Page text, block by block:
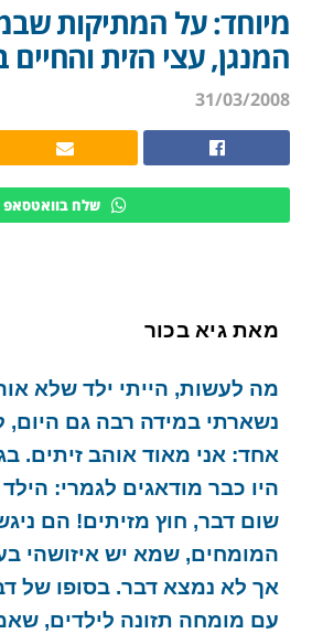
מיוחד: על המתיקות
המנגן, עצי הזית
31/03/2008
שלח בוואטסאפ
מאת גיא בכור
מה לעשות, הייתי ילד שלא
נשארתי במידה רבה גם היום,
אחד: אני מאוד אוהב זיתים.
היו כבר מודאגים לגמרי:
שום דבר, חוץ מזיתים! הם
המומחים, שמא יש איזושהי
אך לא נמצא דבר. בסופו של
עם מומחה תזונה לילדים,